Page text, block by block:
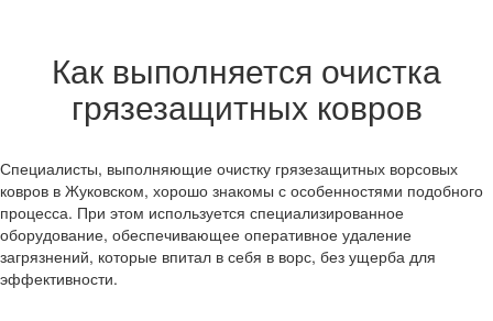
Как выполняется очистка
грязезащитных ковров
Специалисты, выполняющие очистку грязезащитных ворсовых
ковров в Жуковском, хорошо знакомы с особенностями подобного
процесса. При этом используется специализированное
оборудование, обеспечивающее оперативное удаление
загрязнений, которые впитал в себя в ворс, без ущерба для
эффективности.